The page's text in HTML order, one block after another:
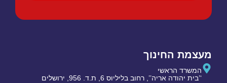
מעצמת החינוך
המשרד הראשי
‘’בית יהודה אריה’’, רחוב בליליוס 6, ת.ד. 956, ירושלים